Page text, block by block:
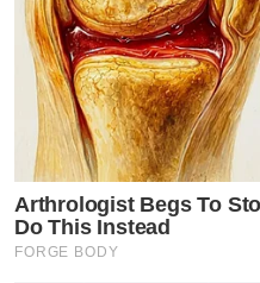
by TVPOOL ONLINE
Arthrologist Begs To
Do This Instead
FORGE BODY